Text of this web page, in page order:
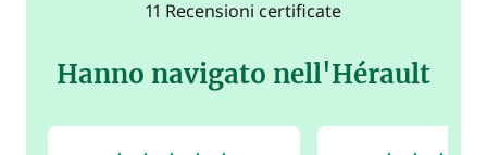
11 Recensioni certificate
Hanno navigato nell'Hérault